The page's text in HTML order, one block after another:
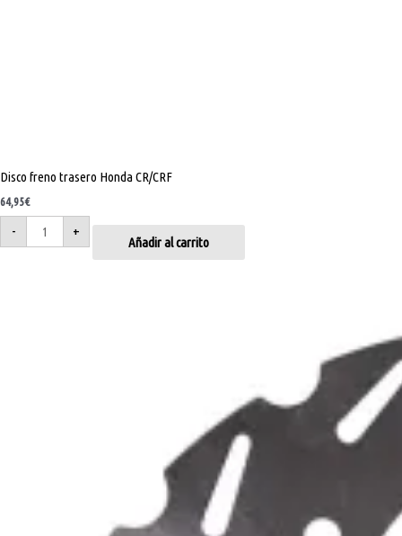
Disco freno trasero Honda CR/CRF
64,95€
- +
Añadir al carrito